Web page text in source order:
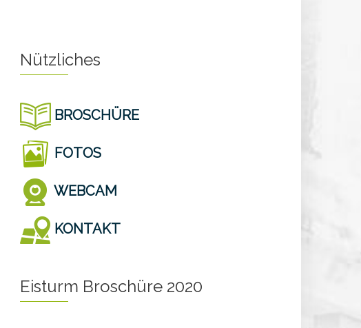
Nützliches
BROSCHÜRE
FOTOS
WEBCAM
KONTAKT
Eisturm Broschüre 2020